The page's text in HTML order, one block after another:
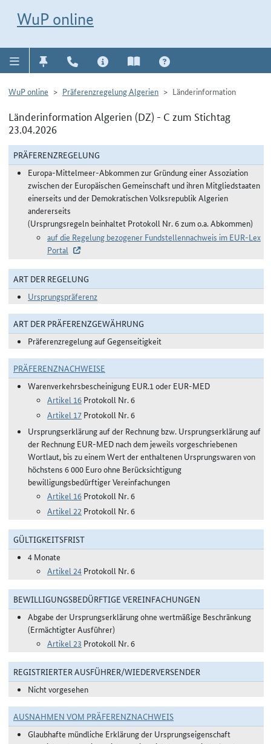
WuP online
WuP online Präferenzregelung Algerien Länderinformation
Länderinformation Algerien (DZ) - C zum Stichtag
23.04.2026
PRÄFERENZREGELUNG
Europa-Mittelmeer-Abkommen zur Gründung einer Assoziation
zwischen der Europäischen Gemeinschaft und ihren Mitgliedstaaten
einerseits und der Demokratischen Volksrepublik Algerien
andererseits
(Ursprungsregeln beinhaltet Protokoll Nr. 6 zum o.a. Abkommen)
auf die Regelung bezogener Fundstellennachweis im EUR-Lex
Portal
ART DER REGELUNG
Ursprungspräferenz
ART DER PRÄFERENZGEWÄHRUNG
Präferenzregelung auf Gegenseitigkeit
PRÄFERENZNACHWEISE
Warenverkehrsbescheinigung EUR.1 oder EUR-MED
Artikel 16 Protokoll Nr. 6
Artikel 17 Protokoll Nr. 6
Ursprungserklärung auf der Rechnung bzw. Ursprungserklärung auf
der Rechnung EUR-MED nach dem jeweils vorgeschriebenen
Wortlaut, bis zu einem Wert der enthaltenen Ursprungswaren von
höchstens 6 000 Euro ohne Berücksichtigung
bewilligungsbedürftiger Vereinfachungen
Artikel 16 Protokoll Nr. 6
Artikel 22 Protokoll Nr. 6
GÜLTIGKEITSFRIST
4 Monate
Artikel 24 Protokoll Nr. 6
BEWILLIGUNGSBEDÜRFTIGE VEREINFACHUNGEN
Abgabe der Ursprungserklärung ohne wertmäßige Beschränkung
(Ermächtigter Ausführer)
Artikel 23 Protokoll Nr. 6
REGISTRIERTER AUSFÜHRER/WIEDERVERSENDER
Nicht vorgesehen
AUSNAHMEN VOM PRÄFERENZNACHWEIS
Glaubhafte mündliche Erklärung der Ursprungseigenschaft